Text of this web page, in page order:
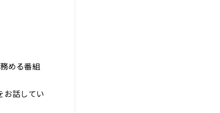
める番組
お話してい